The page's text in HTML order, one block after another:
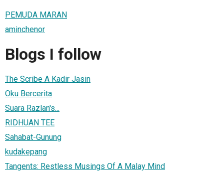
PEMUDA MARAN
aminchenor
Blogs I follow
The Scribe A Kadir Jasin
Oku Bercerita
Suara Razlan's...
RIDHUAN TEE
Sahabat-Gunung
kudakepang
Tangents: Restless Musings Of A Malay Mind